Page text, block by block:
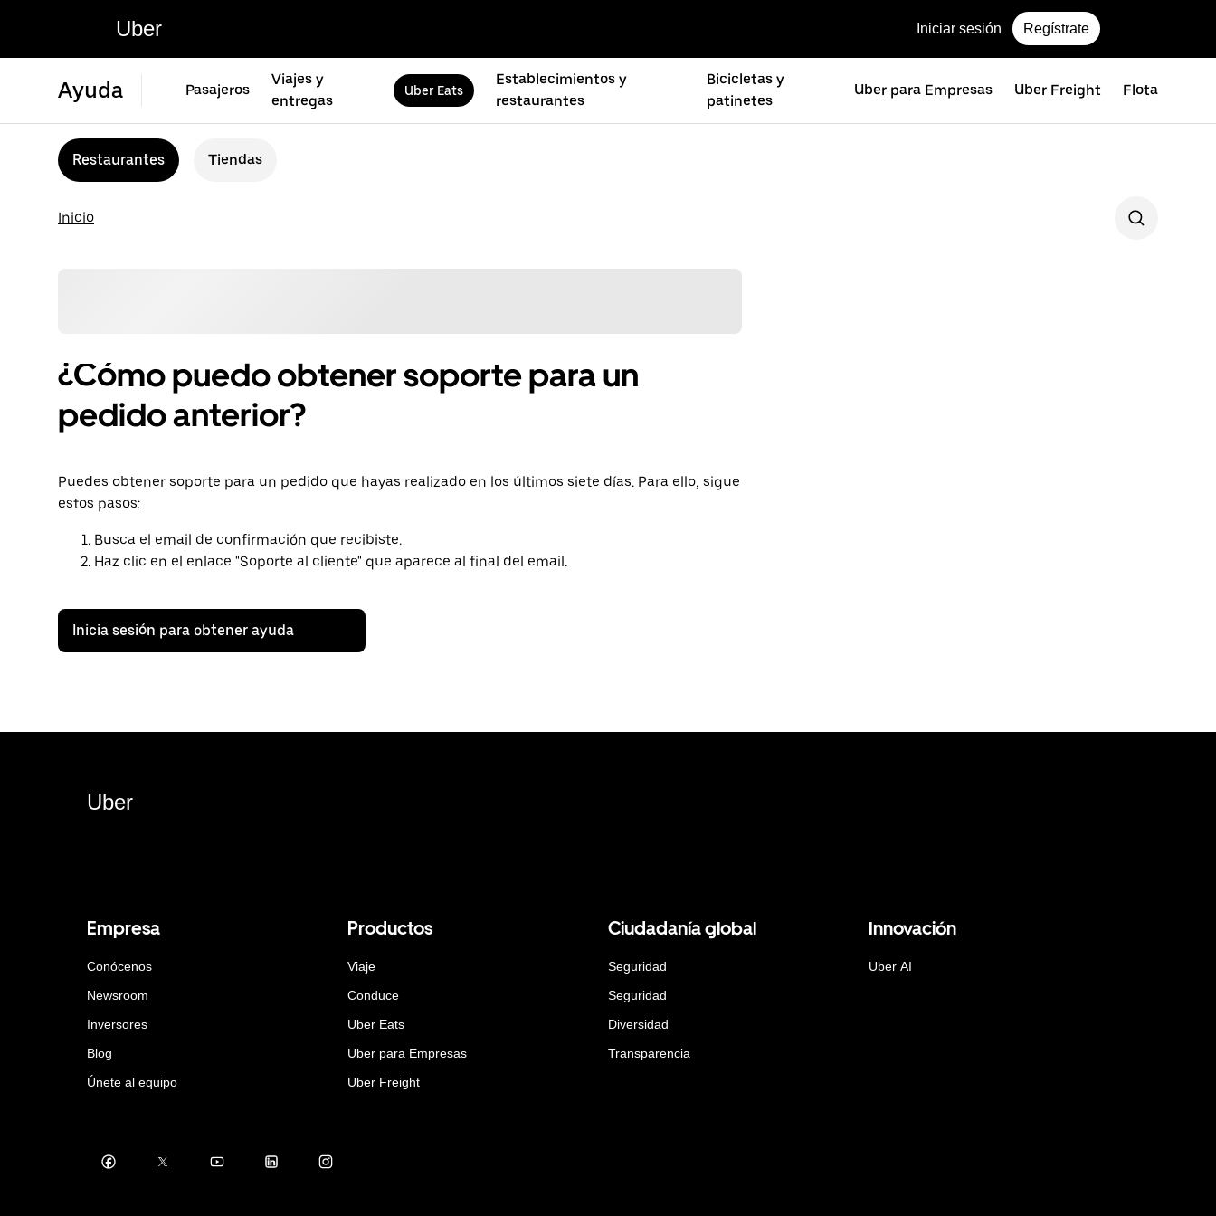
Uber Iniciar sesión Regístrate
Ayuda Pasajeros
Viajes y
entregas
Uber Eats
Establecimientos y
restaurantes
Bicicletas y
patinetes
Uber para Empresas Uber Freight Flota
Restaurantes Tiendas
Inicio
¿Cómo puedo obtener soporte para un
pedido anterior?
Puedes obtener soporte para un pedido que hayas realizado en los últimos siete días. Para ello, sigue
estos pasos:
Busca el email de confirmación que recibiste.
Haz clic en el enlace "Soporte al cliente" que aparece al final del email.
Inicia sesión para obtener ayuda
Uber
Empresa
Conócenos
Newsroom
Inversores
Blog
Únete al equipo
Productos
Viaje
Conduce
Uber Eats
Uber para Empresas
Uber Freight
Ciudadanía global
Seguridad
Seguridad
Diversidad
Transparencia
Innovación
Uber AI